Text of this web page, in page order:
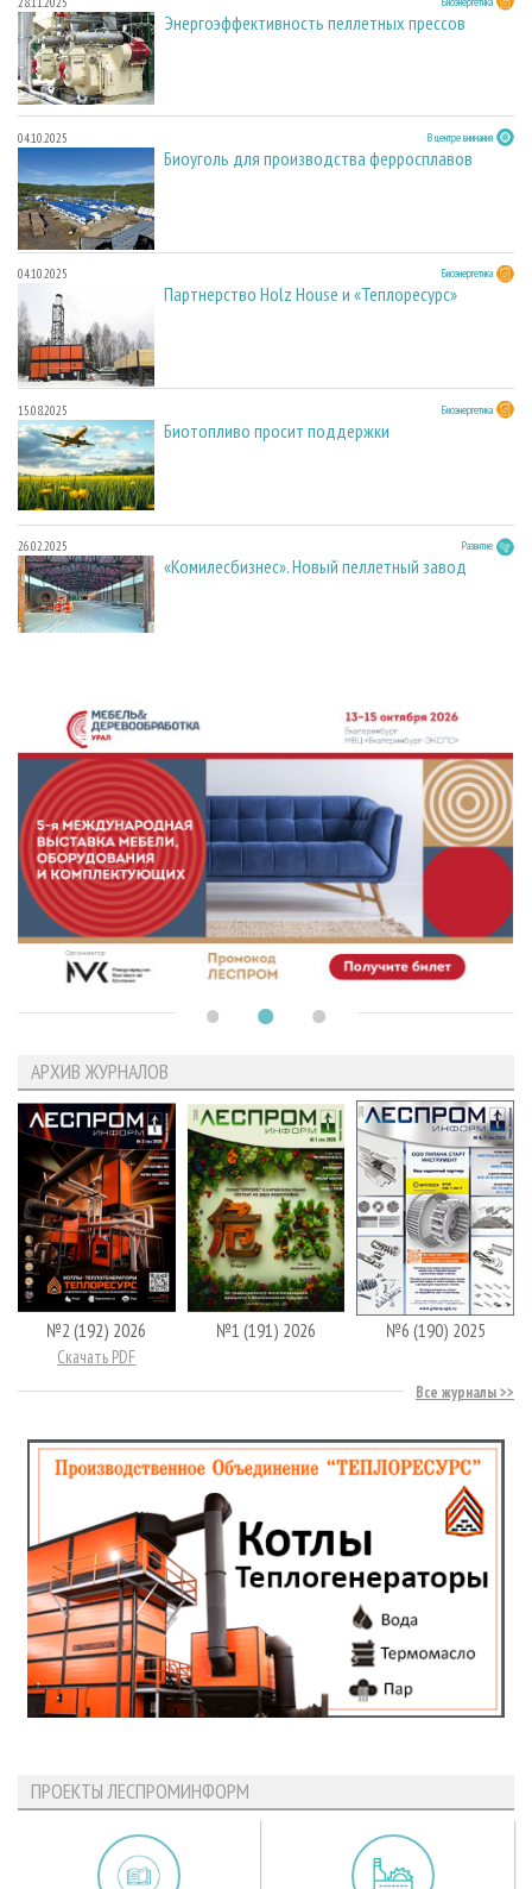
Энергоэффективность пеллетных прессов
04.10.2025 В центре внимания
Биоуголь для производства ферросплавов
04.10.2025 Биоэнергетика
Партнерство Holz House и «Теплоресурс»
15.08.2025 Биоэнергетика
Биотопливо просит поддержки
26.02.2025 Развитие
«Комилесбизнес». Новый пеллетный завод
АРХИВ ЖУРНАЛОВ
№2 (192) 2026
Скачать PDF
№1 (191) 2026 №6 (190) 2025
Все журналы
ПРОЕКТЫ ЛЕСПРОМИНФОРМ